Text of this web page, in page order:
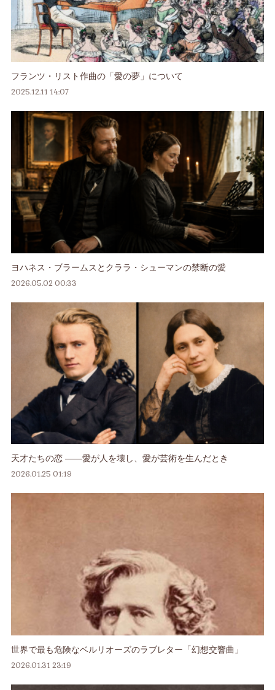
フランツ・リスト作曲の「愛の夢」について
2025.12.11 14:07
ヨハネス・ブラームスとクララ・シューマンの禁断の愛
2026.05.02 00:33
天才たちの恋 ――愛が人を壊し、愛が芸術を生んだとき
2026.01.25 01:19
世界で最も危険なベルリオーズのラブレター「幻想交響曲」
2026.01.31 23:19